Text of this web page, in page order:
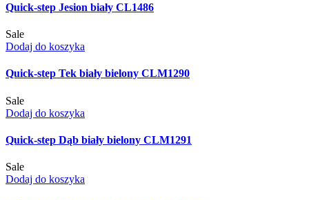
Quick-step Jesion biały CL1486
Sale
Dodaj do koszyka
Quick-step Tek biały bielony CLM1290
Sale
Dodaj do koszyka
Quick-step Dąb biały bielony CLM1291
Sale
Dodaj do koszyka